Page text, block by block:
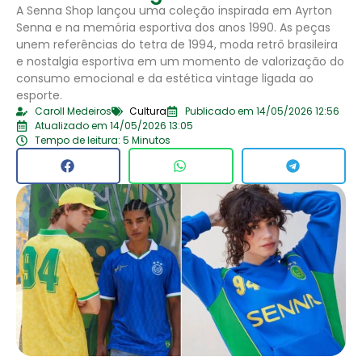
A Senna Shop lançou uma coleção inspirada em Ayrton
Senna e na memória esportiva dos anos 1990. As peças
unem referências do tetra de 1994, moda retrô brasileira
e nostalgia esportiva em um momento de valorização do
consumo emocional e da estética vintage ligada ao
esporte.
Caroll Medeiros Cultura
Publicado em 14/05/2026 12:56
Atualizado em 14/05/2026 13:05
Tempo de leitura: 5 Minutos